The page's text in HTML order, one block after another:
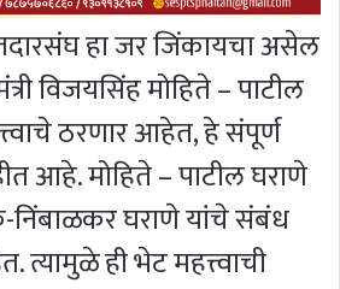
हा जर जिंकायचा असेल
विजयसिंह मोहिते – पाटील
ठरणार आहेत, हे संपूर्ण
आहे. मोहिते – पाटील घराणे
घराणे यांचे संबंध
त्यामुळे ही भेट महत्त्वाची